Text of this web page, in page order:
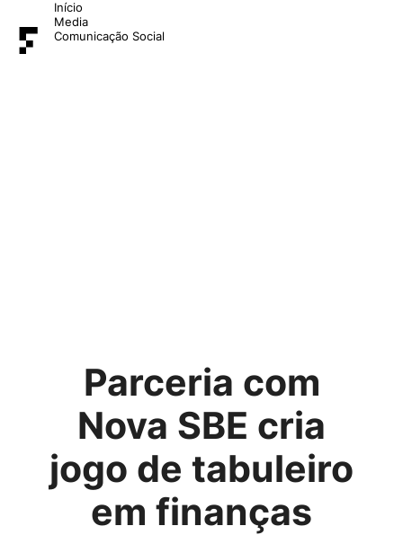
Início
Media
Comunicação Social
Parceria com
Nova SBE cria
jogo de tabuleiro
em finanças